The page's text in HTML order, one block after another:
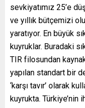
sevkiyatımız 25’e
ve yıllık bütçemizi
yaratıyor. En büyük
kuyruklar. Buradaki
TIR filosundan
yapılan standart bir
‘karşı tavır’ olarak
kuyrukta. Türkiye’nin